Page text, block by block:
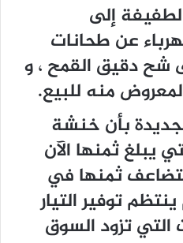
إلى
عن طحانات
شح دقيق القمح ، و
منه للبيع.
بأن خنشة
يبلغ ثمنها الآن
ثمنها في
ينتظم توفير التيار
التي تزود السوق